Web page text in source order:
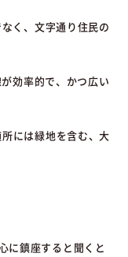
く、文字通り住民の
効率的で、かつ広い
には緑地を含む、大
に鎮座すると聞くと